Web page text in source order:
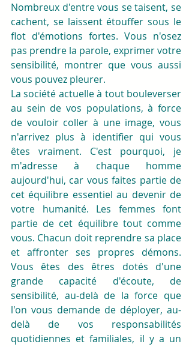
Nombreux d'entre vous se taisent, se
cachent, se laissent étouffer sous le
flot d'émotions fortes. Vous n'osez
pas prendre la parole, exprimer votre
sensibilité, montrer que vous aussi
vous pouvez pleurer.
La société actuelle à tout bouleverser
au sein de vos populations, à force
de vouloir coller à une image, vous
n'arrivez plus à identifier qui vous
êtes vraiment. C'est pourquoi, je
m'adresse à chaque homme
aujourd'hui, car vous faites partie de
cet équilibre essentiel au devenir de
votre humanité. Les femmes font
partie de cet équilibre tout comme
vous. Chacun doit reprendre sa place
et affronter ses propres démons.
Vous êtes des êtres dotés d'une
grande capacité d'écoute, de
sensibilité, au-delà de la force que
l'on vous demande de déployer, au-
delà de vos responsabilités
quotidiennes et familiales, il y a un